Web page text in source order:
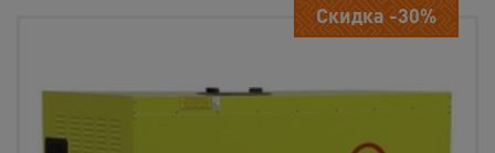
Скидка -30%